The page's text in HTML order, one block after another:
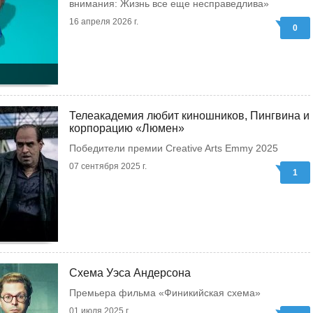
внимания: Жизнь все еще несправедлива»
16 апреля 2026 г.
0
Телеакадемия любит киношников, Пингвина и
корпорацию «Люмен»
Победители премии Creative Arts Emmy 2025
07 сентября 2025 г.
1
Схема Уэса Андерсона
Премьера фильма «Финикийская схема»
01 июля 2025 г.